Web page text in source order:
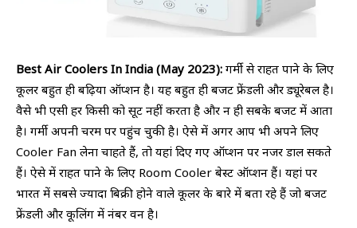
Best Air Coolers In India (May 2023): गर्मी से राहत पाने के लिए
कूलर बहुत ही बढ़िया ऑप्शन है। यह बहुत ही बजट फ्रेंडली और ड्यूरेबल है।
वैसे भी एसी हर किसी को सूट नहीं करता है और न ही सबके बजट में आता
है। गर्मी अपनी चरम पर पहुंच चुकी है। ऐसे में अगर आप भी अपने लिए
Cooler Fan लेना चाहते हैं, तो यहां दिए गए ऑप्शन पर नजर डाल सकते
हैं। ऐसे में राहत पाने के लिए Room Cooler बेस्ट ऑप्शन हैं। यहां पर
भारत में सबसे ज्यादा बिक्री होने वाले कूलर के बारे में बता रहे हैं जो बजट
फ्रेंडली और कूलिंग में नंबर वन है।